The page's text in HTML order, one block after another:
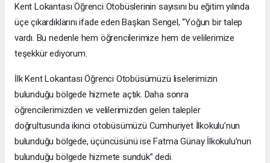
Kent Lokantası Öğrenci Otobüslerinin sayısını bu eğitim yılında
üçe çıkardıklarını ifade eden Başkan Sengel, “Yoğun bir talep
vardı. Bu nedenle hem öğrencilerimize hem de velilerimize
teşekkür ediyorum.
İlk Kent Lokantası Öğrenci Otobüsümüzü liselerimizin
bulunduğu bölgede hizmete açtık. Daha sonra
öğrencilerimizden ve velilerimizden gelen talepler
doğrultusunda ikinci otobüsümüzü Cumhuriyet İlkokulu’nun
bulunduğu bölgede, üçüncüsünü ise Fatma Günay İlkokulu’nun
bulunduğu bölgede hizmete sunduk” dedi.